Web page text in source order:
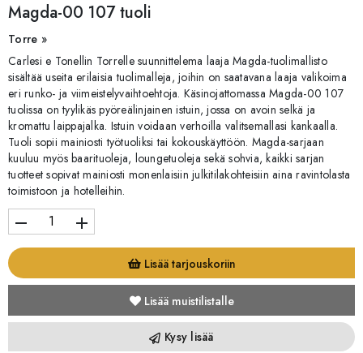
Magda-00 107 tuoli
Torre »
Carlesi e Tonellin Torrelle suunnittelema laaja Magda-tuolimallisto
sisältää useita erilaisia tuolimalleja, joihin on saatavana laaja valikoima
eri runko- ja viimeistelyvaihtoehtoja. Käsinojattomassa Magda-00 107
tuolissa on tyylikäs pyöreälinjainen istuin, jossa on avoin selkä ja
kromattu laippajalka. Istuin voidaan verhoilla valitsemallasi kankaalla.
Tuoli sopii mainiosti työtuoliksi tai kokouskäyttöön. Magda-sarjaan
kuuluu myös baarituoleja, loungetuoleja sekä sohvia, kaikki sarjan
tuotteet sopivat mainiosti monenlaisiin julkitilakohteisiin aina ravintolasta
toimistoon ja hotelleihin.
remove add
Lisää tarjouskoriin
Lisää muistilistalle
Kysy lisää